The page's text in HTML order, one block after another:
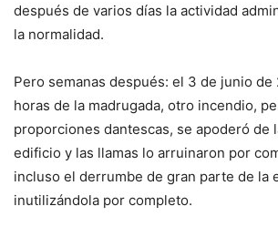
después de varios días la actividad
la normalidad.
Pero semanas después: el 3 de junio de
horas de la madrugada, otro incendio,
proporciones dantescas, se apoderó de
edificio y las llamas lo arruinaron por
incluso el derrumbe de gran parte de la
inutilizándola por completo.